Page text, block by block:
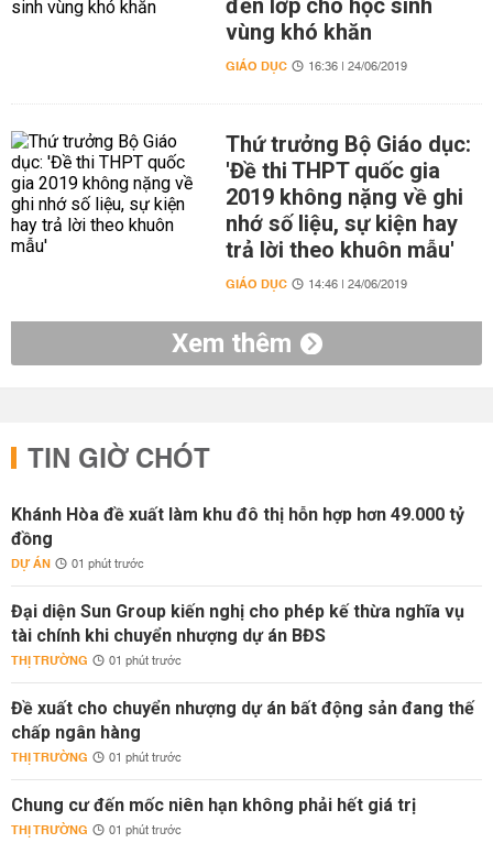
đến lớp cho học sinh
vùng khó khăn
GIÁO DỤC 16:36 | 24/06/2019
Thứ trưởng Bộ Giáo dục:
'Đề thi THPT quốc gia
2019 không nặng về ghi
nhớ số liệu, sự kiện hay
trả lời theo khuôn mẫu'
GIÁO DỤC 14:46 | 24/06/2019
Xem thêm
TIN GIỜ CHÓT
Khánh Hòa đề xuất làm khu đô thị hỗn hợp hơn 49.000 tỷ
đồng
DỰ ÁN 01 phút trước
Đại diện Sun Group kiến nghị cho phép kế thừa nghĩa vụ
tài chính khi chuyển nhượng dự án BĐS
THỊ TRƯỜNG 01 phút trước
Đề xuất cho chuyển nhượng dự án bất động sản đang thế
chấp ngân hàng
THỊ TRƯỜNG 01 phút trước
Chung cư đến mốc niên hạn không phải hết giá trị
THỊ TRƯỜNG 01 phút trước